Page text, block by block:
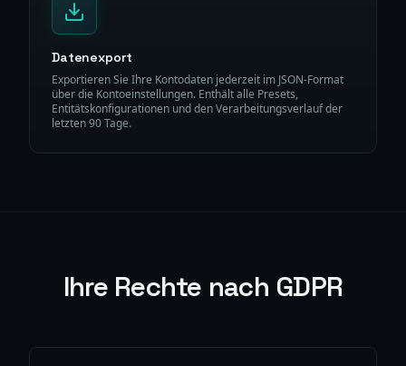
Datenexport
Exportieren Sie Ihre Kontodaten jederzeit im JSON-Format
über die Kontoeinstellungen. Enthält alle Presets,
Entitätskonfigurationen und den Verarbeitungsverlauf der
letzten 90 Tage.
Ihre Rechte nach GDPR